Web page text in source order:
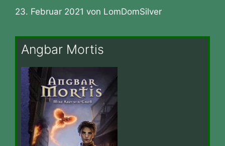
23. Februar 2021 von LomDomSilver
Angbar Mortis